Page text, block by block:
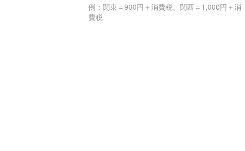
例：関東＝900円＋消費税、関西＝1,000円＋消
費税